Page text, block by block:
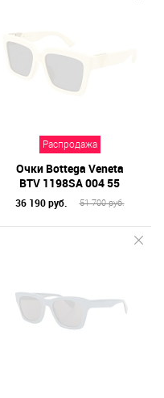
Распродажа
Очки Bottega Veneta
BTV 1198SA 004 55
36 190 руб. 51 700 руб.